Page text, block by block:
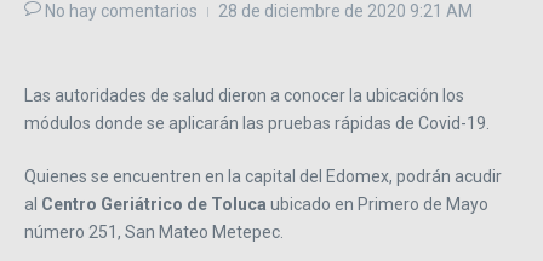
No hay comentarios 28 de diciembre de 2020 9:21 AM
Las autoridades de salud dieron a conocer la ubicación los
módulos donde se aplicarán las pruebas rápidas de Covid-19.
Quienes se encuentren en la capital del Edomex, podrán acudir
al Centro Geriátrico de Toluca ubicado en Primero de Mayo
número 251, San Mateo Metepec.